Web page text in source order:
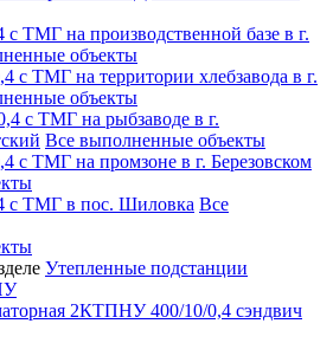
ТМГ на производственной базе в г.
объекты
ТМГ на территории хлебзавода в г.
объекты
с ТМГ на рыбзаводе в г.
Все выполненные объекты
ТМГ на промзоне в г. Березовском
ТМГ в пос. Шиловка Все
Утепленные подстанции
2КТПНУ 400/10/0,4 сэндвич